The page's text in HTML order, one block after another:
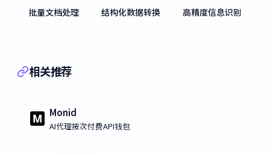
批量文档处理
结构化数据转换 高精度信息识别
相关推荐
Monid
AI代理按次付费API钱包